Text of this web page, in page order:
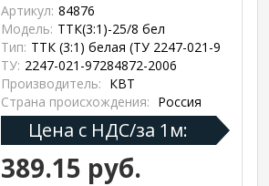
Артикул: 84876
Модель: ТТК(3:1)-25/8 бел
Тип: ТТК (3:1) белая (ТУ 2247-021-9
ТУ: 2247-021-97284872-2006
Производитель: КВТ
Страна происхождения: Россия
Цена с НДС/за 1м:
389.15 руб.